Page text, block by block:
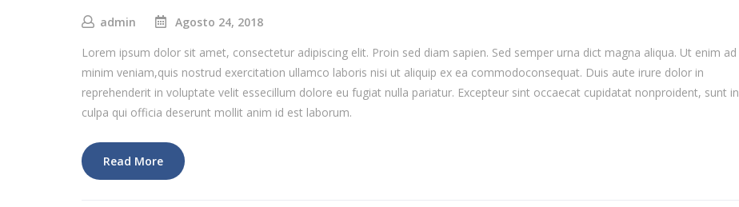
admin
Agosto 24, 2018
Lorem ipsum dolor sit amet, consectetur adipiscing elit. Proin sed diam sapien. Sed semper urna dict magna aliqua. Ut enim ad
minim veniam,quis nostrud exercitation ullamco laboris nisi ut aliquip ex ea commodoconsequat. Duis aute irure dolor in
reprehenderit in voluptate velit essecillum dolore eu fugiat nulla pariatur. Excepteur sint occaecat cupidatat nonproident, sunt in
culpa qui officia deserunt mollit anim id est laborum.
Read More